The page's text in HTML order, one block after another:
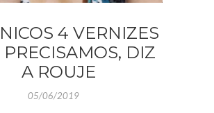
4 VERNIZES
DIZ
A ROUJE
05/06/2019